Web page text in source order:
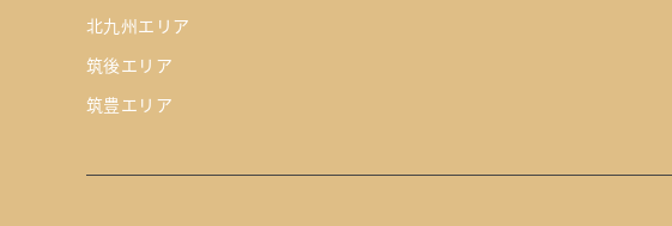
北九州エリア
筑後エリア
筑豊エリア